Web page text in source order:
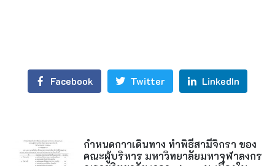
Facebook Twitter LinkedIn
กำหนดกาาเดินทาง ทำพิธีสามีจิกรา ของ
คณะผู้บริหาร มหาวิทยาลัยมหาจุฬาลงกร